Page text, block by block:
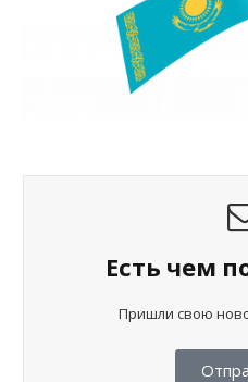
Есть чем
Пришли свою